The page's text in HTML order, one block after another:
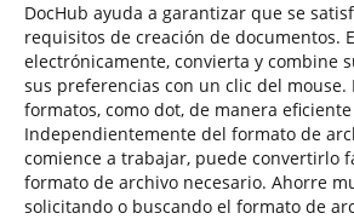
DocHub ayuda a garantizar que se
requisitos de creación de documentos.
electrónicamente, convierta y combine
sus preferencias con un clic del mouse.
formatos, como dot, de manera
Independientemente del formato de
comience a trabajar, puede convertirlo
formato de archivo necesario. Ahorre
solicitando o buscando el formato de